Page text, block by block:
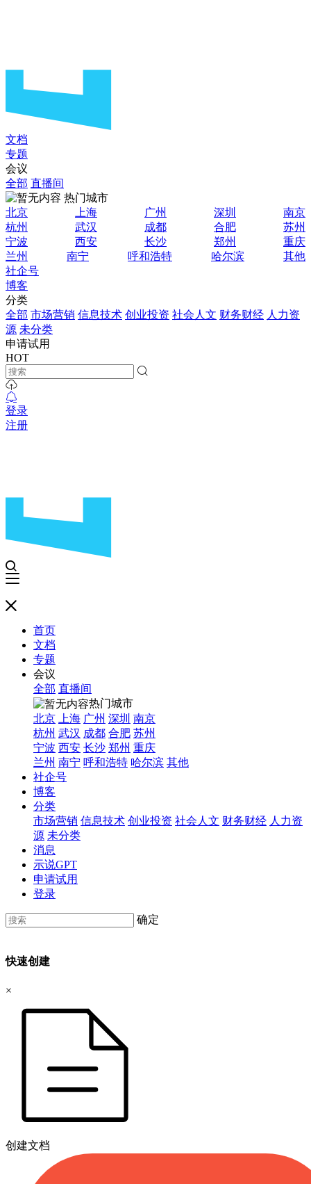
文档
专题
会议
全部 直播间
热门城市
北京
上海 广州 深圳
南京
杭州
武汉 成都 合肥
苏州
宁波
西安 长沙 郑州
重庆
兰州
南宁 呼和浩特 哈尔滨
其他
社企号
博客
分类
全部 市场营销 信息技术 创业投资 社会人文 财务财经 人力资
源 未分类
申请试用
HOT
登录
注册
首页
文档
专题
会议
全部 直播间
热门城市
北京
上海 广州 深圳 南京
杭州 武汉 成都 合肥 苏州
宁波 西安 长沙 郑州 重庆
兰州 南宁 呼和浩特 哈尔滨 其他
社企号
博客
分类
市场营销 信息技术 创业投资 社会人文 财务财经 人力资
源 未分类
消息
示说GPT
申请试用
登录
确定
快速创建
×
创建文档